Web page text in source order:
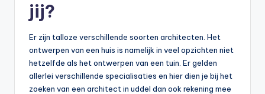
jij?
Er zijn talloze verschillende soorten architecten. Het
ontwerpen van een huis is namelijk in veel opzichten niet
hetzelfde als het ontwerpen van een tuin. Er gelden
allerlei verschillende specialisaties en hier dien je bij het
zoeken van een architect in uddel dan ook rekening mee